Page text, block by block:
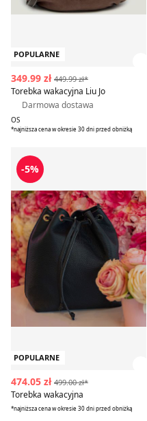
POPULARNE
349.99 zł 449.99 zł*
Torebka wakacyjna Liu Jo
Darmowa dostawa
OS
*najniższa cena w okresie 30 dni przed obniżką
Torebka wakacyjna
POPULARNE
-5%
474.05 zł 499.00 zł*
Torebka wakacyjna
*najniższa cena w okresie 30 dni przed obniżką